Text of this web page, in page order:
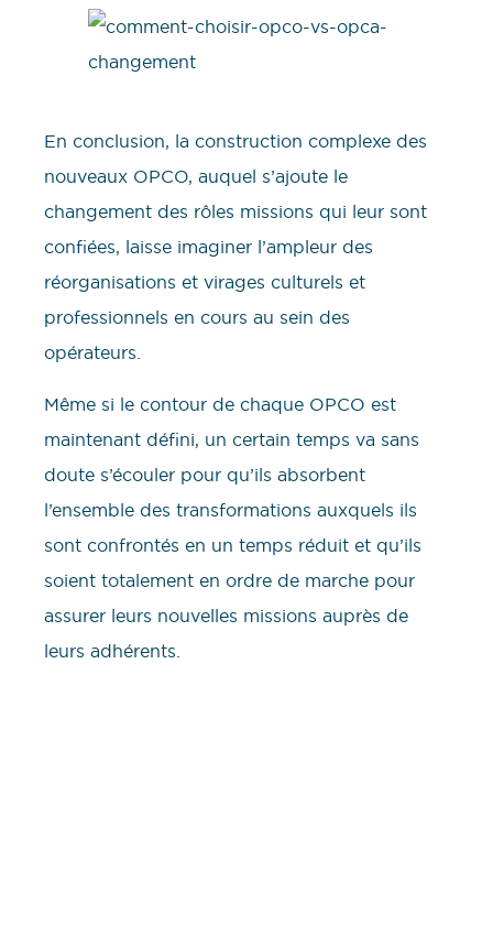
En conclusion, la construction complexe des
nouveaux OPCO, auquel s’ajoute le
changement des rôles missions qui leur sont
confiées, laisse imaginer l’ampleur des
réorganisations et virages culturels et
professionnels en cours au sein des
opérateurs.
Même si le contour de chaque OPCO est
maintenant défini, un certain temps va sans
doute s’écouler pour qu’ils absorbent
l’ensemble des transformations auxquels ils
sont confrontés en un temps réduit et qu’ils
soient totalement en ordre de marche pour
assurer leurs nouvelles missions auprès de
leurs adhérents.